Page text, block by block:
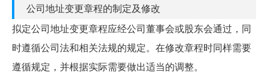
公司地址变更章程的制定及修改
拟定公司地址变更章程应经公司董事会或股东会通过，同
时遵循公司法和相关法规的规定。在修改章程时同样需要
遵循规定，并根据实际需要做出适当的调整。